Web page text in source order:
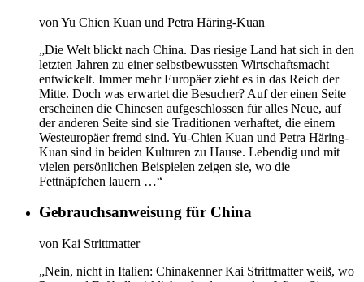
von Yu Chien Kuan und Petra Häring-Kuan
„Die Welt blickt nach China. Das riesige Land hat sich in den
letzten Jahren zu einer selbstbewussten Wirtschaftsmacht
entwickelt. Immer mehr Europäer zieht es in das Reich der
Mitte. Doch was erwartet die Besucher? Auf der einen Seite
erscheinen die Chinesen aufgeschlossen für alles Neue, auf
der anderen Seite sind sie Traditionen verhaftet, die einem
Westeuropäer fremd sind. Yu-Chien Kuan und Petra Häring-
Kuan sind in beiden Kulturen zu Hause. Lebendig und mit
vielen persönlichen Beispielen zeigen sie, wo die
Fettnäpfchen lauern …“
Gebrauchsanweisung für China
von Kai Strittmatter
„Nein, nicht in Italien: Chinakenner Kai Strittmatter weiß, wo